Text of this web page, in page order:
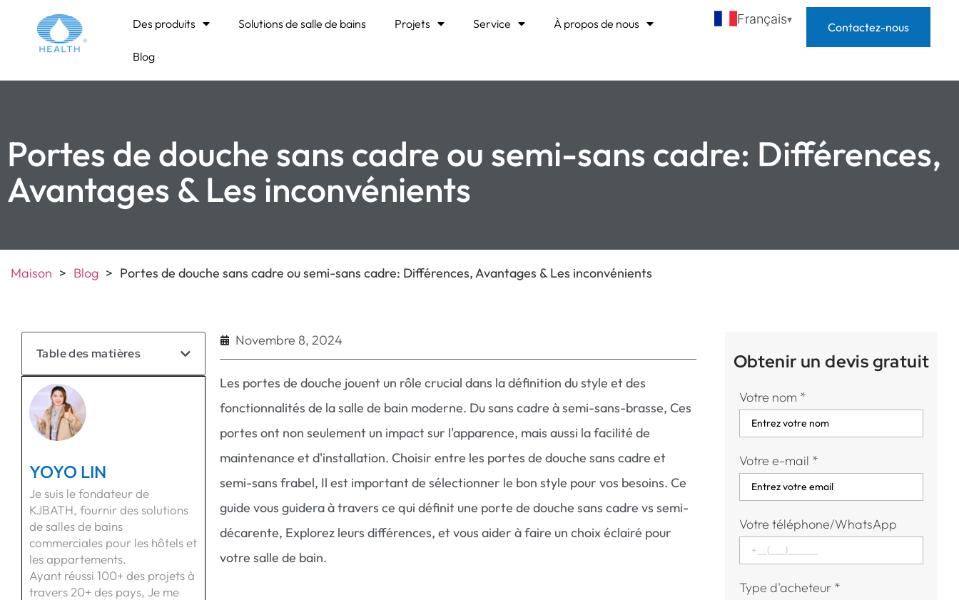
Des produits Solutions de salle de bains Projets Service À propos de nous
Blog
Français
Contactez-nous
Portes de douche sans cadre ou semi-sans cadre: Différences,
Avantages & Les inconvénients
Maison > Blog > Portes de douche sans cadre ou semi-sans cadre: Différences, Avantages & Les inconvénients
Table des matières
YOYO LIN
Je suis le fondateur de
KJBATH, fournir des solutions
de salles de bains
commerciales pour les hôtels et
les appartements.
Ayant réussi 100+ des projets à
travers 20+ des pays, Je me
Novembre 8, 2024
Les portes de douche jouent un rôle crucial dans la définition du style et des
fonctionnalités de la salle de bain moderne. Du sans cadre à semi-sans-brasse, Ces
portes ont non seulement un impact sur l'apparence, mais aussi la facilité de
maintenance et d'installation. Choisir entre les portes de douche sans cadre et
semi-sans frabel, Il est important de sélectionner le bon style pour vos besoins. Ce
guide vous guidera à travers ce qui définit une porte de douche sans cadre vs semi-
décarente, Explorez leurs différences, et vous aider à faire un choix éclairé pour
votre salle de bain.
Obtenir un devis gratuit
Votre nom *
Votre e-mail *
Votre téléphone/WhatsApp
Type d'acheteur *